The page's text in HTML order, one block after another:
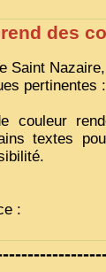
des
Saint
pertinentes :
couleur
textes
:
les couleurs
nous intéresse !